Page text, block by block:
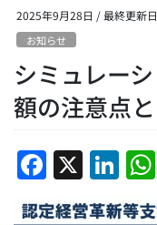
2025年9月28日 / 最終更新
お知らせ
シミュレー
額の注意点
F
a
X Li
n